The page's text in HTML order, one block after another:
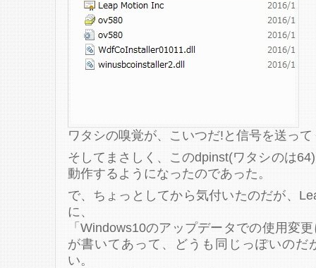
ワタシの嗅覚が、こいつだ!と信号を送って
そしてまさしく、このdpinst(ワタシのは
動作するようになったのであった。
で、ちょっとしてから気付いたのだが、
に、
「Windows10のアップデータでの使用変
が書いてあって、どうも同じっぽいのだ
い。